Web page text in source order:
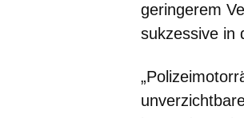
geringerem
sukzessive in